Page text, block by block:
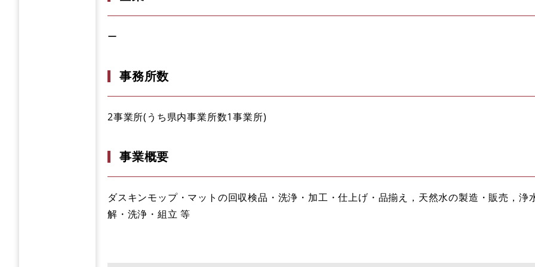
ー
事務所数
2事業所(うち県内事業所数1事業所)
事業概要
ダスキンモップ・マットの回収検品・洗浄・加工・仕上げ・品揃え，天然水の製造・販売，浄
解・洗浄・組立 等